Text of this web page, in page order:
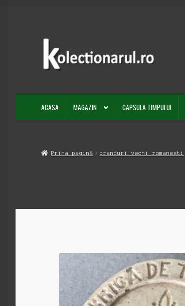
Sari
navigare
Sari
conținut
ACASA MAGAZIN CAPSULA TIMPULUI
Prima pagină branduri vechi romanesti